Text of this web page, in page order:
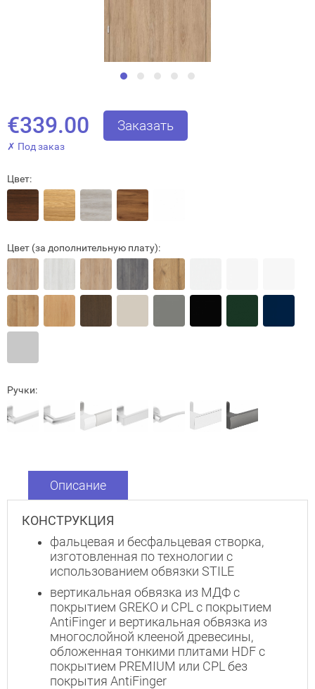
€339.00 Заказать
✗ Под заказ
Цвет:
Цвет (за дополнительную плату):
Ручки:
Описание
КОНСТРУКЦИЯ
фальцевая и бесфальцевая створка,
изготовленная по технологии с
использованием обвязки STILE
вертикальная обвязка из МДФ с
покрытием GREKO и CPL с покрытием
AntiFinger и вертикальная обвязка из
многослойной клееной древесины,
обложенная тонкими плитами HDF с
покрытием PREMIUM или CPL без
покрытия AntiFingerInteresē
Закрыть!